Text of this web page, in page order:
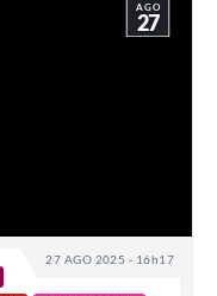
27 AGO 2025 - 16h17
AGO
27